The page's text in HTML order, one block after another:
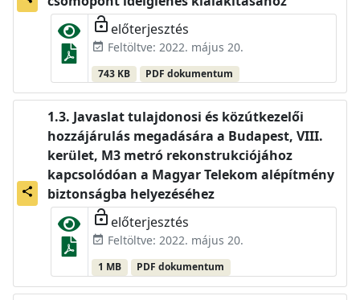
lock_open előterjesztés
event_available Feltöltve: 2022. május 20.
743 KB PDF dokumentum
share
Javaslat tulajdonosi és közútkezelői
hozzájárulás megadására a Budapest, VIII.
kerület, M3 metró rekonstrukciójához
kapcsolódóan a Magyar Telekom alépítmény
biztonságba helyezéséhez
lock_open előterjesztés
event_available Feltöltve: 2022. május 20.
1 MB PDF dokumentum